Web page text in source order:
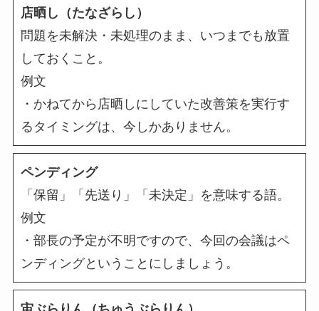
店晒し（たなざらし）
問題を未解決・未処理のまま、いつまでも放置
しておくこと。
例文
・かねてから店晒しにしていた改善策を実行す
るタイミングは、今しかありません。
ペンディング
「保留」「先送り」「未決定」を意味する語。
例文
・部長の予定が不明ですので、今回の会議はペ
ンディングということにしましょう。